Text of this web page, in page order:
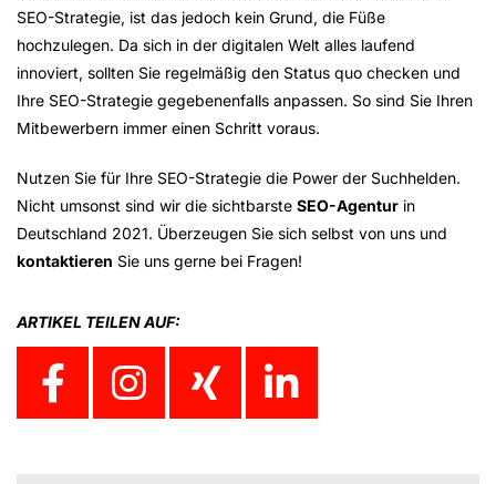
SEO-Strategie, ist das jedoch kein Grund, die Füße
hochzulegen. Da sich in der digitalen Welt alles laufend
innoviert, sollten Sie regelmäßig den Status quo checken und
Ihre SEO-Strategie gegebenenfalls anpassen. So sind Sie Ihren
Mitbewerbern immer einen Schritt voraus.
Nutzen Sie für Ihre SEO-Strategie die Power der Suchhelden.
Nicht umsonst sind wir die sichtbarste SEO-Agentur in
Deutschland 2021. Überzeugen Sie sich selbst von uns und
kontaktieren Sie uns gerne bei Fragen!
ARTIKEL TEILEN AUF: